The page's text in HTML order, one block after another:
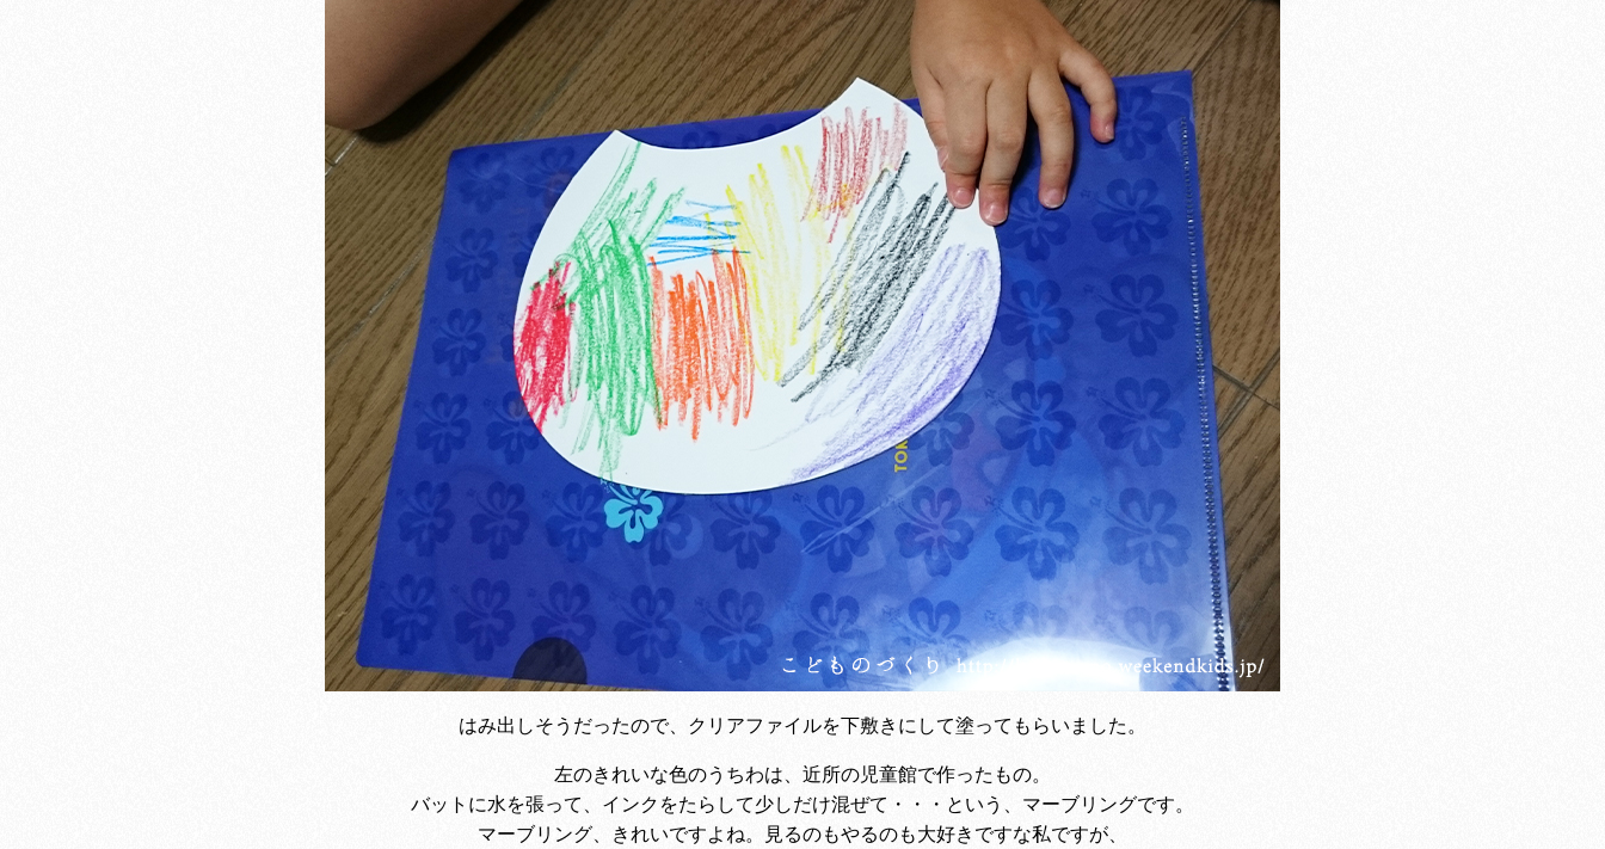
はみ出しそうだったので、クリアファイルを下敷きにして塗ってもらいました。
左のきれいな色のうちわは、近所の児童館で作ったもの。
バットに水を張って、インクをたらして少しだけ混ぜて・・・という、マーブリングです。
マーブリング、きれいですよね。見るのもやるのも大好きですな私ですが、